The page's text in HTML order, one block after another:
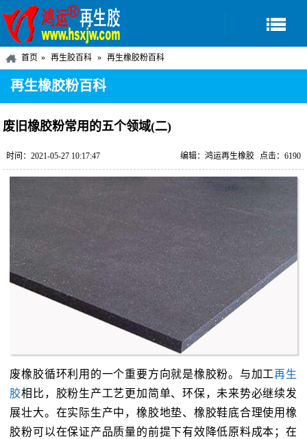
首页 再生胶百科 再生橡胶粉百科
再生橡胶粉百科
废旧橡胶粉常用的五个领域(二)
时间：2021-05-27 10:17:47 点击：6190
编辑：鸿运再生橡胶
废橡胶循环利用的一个重要方向就是橡胶粉。与加工再生
胶相比，胶粉生产工艺更加简单、环保，未来势必继续发
展壮大。在实际生产中，橡胶地垫、橡胶鞋底合理使用橡
胶粉可以在保证产品质量的前提下有效降低原料成本；在